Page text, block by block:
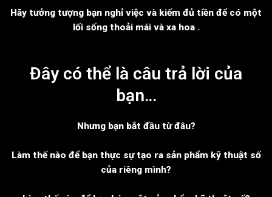
Hãy tưởng tượng bạn nghỉ việc và kiếm đủ tiền để có một
lối sống thoải mái và xa hoa .
Đây có thể là câu trả lời của
bạn…
Nhưng bạn bắt đầu từ đâu?
Làm thế nào để bạn thực sự tạo ra sản phẩm kỹ thuật số
của riêng mình?